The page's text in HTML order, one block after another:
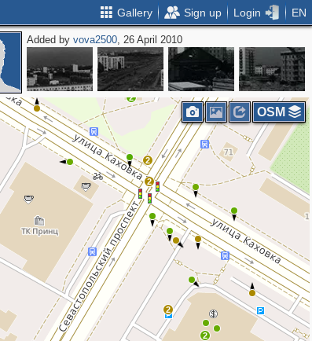
Gallery Sign up Login EN
Added byvova2500, 26 April 2010
2
2
2
2
2
OSM